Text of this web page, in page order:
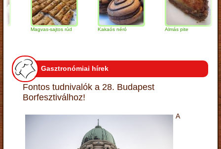
Magvas-sajtos rúd Kakaós néró Almás pite
Gasztronómiai hírek
Fontos tudnivalók a 28. Budapest
Borfesztiválhoz!
A